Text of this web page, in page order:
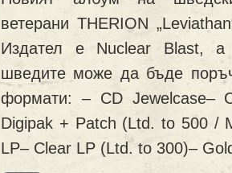
ветерани THERION
Издател е Nuclear Blast, а
шведите може да бъде
формати: – CD Jewelcase–
Digipak + Patch (Ltd. to 500 /
LP– Clear LP (Ltd. to 300)–